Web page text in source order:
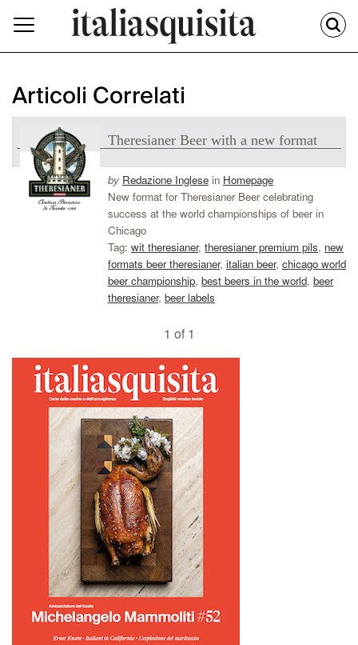
Articoli Correlati
Theresianer Beer with a new format
by Redazione Inglese in Homepage
New format for Theresianer Beer celebrating
success at the world championships of beer in
Chicago
Tag: wit theresianer, theresianer premium pils, new
formats beer theresianer, italian beer, chicago world
beer championship, best beers in the world, beer
theresianer, beer labels
1 of 1